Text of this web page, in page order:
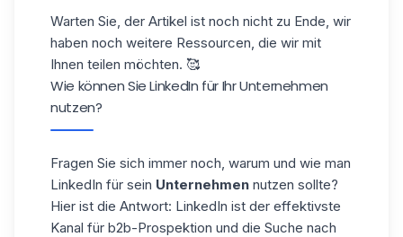
Warten Sie, der Artikel ist noch nicht zu Ende, wir
haben noch weitere Ressourcen, die wir mit
Ihnen teilen möchten. 🥰
Wie können Sie LinkedIn für Ihr Unternehmen
nutzen?
Fragen Sie sich immer noch, warum und wie man
LinkedIn für sein Unternehmen nutzen sollte?
Hier ist die Antwort: LinkedIn ist der effektivste
Kanal für b2b-Prospektion und die Suche nach